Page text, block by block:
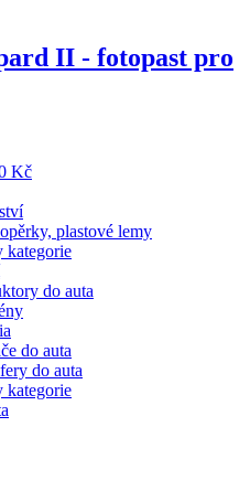
II - fotopast pro
Kč
plastové lemy
kategorie
do auta
do auta
do auta
kategorie